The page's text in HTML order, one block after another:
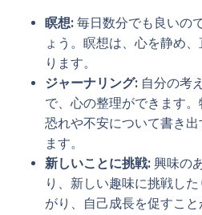
瞑想: 毎日数分でも良いの
ょう。瞑想は、心を静め
ります。
ジャーナリング: 自分の考
で、心の整理ができます
恐れや不安について書き
ます。
新しいことに挑戦: 興味の
り、新しい趣味に挑戦し
がり、自己成長を促すこと